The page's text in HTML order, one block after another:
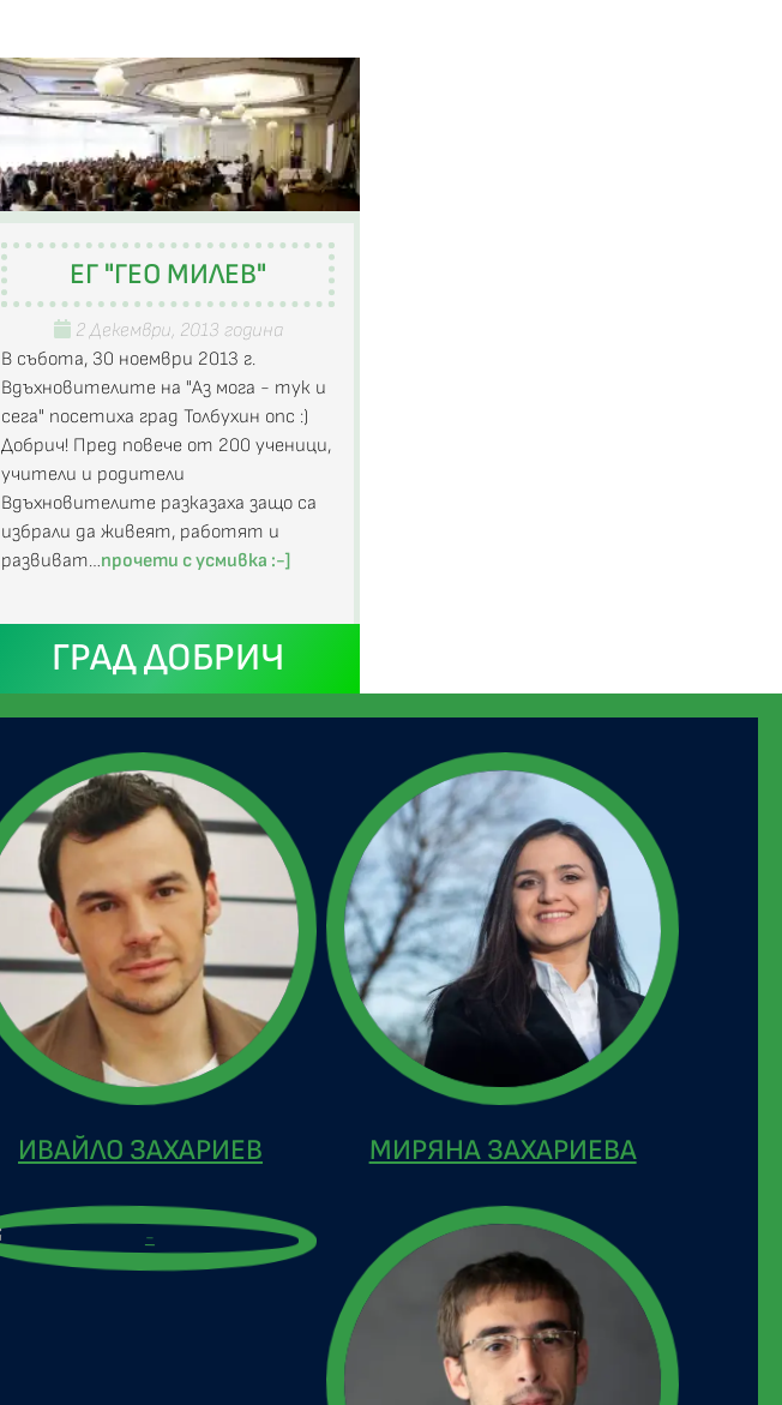
ЕГ "ГЕО МИЛЕВ"
2 Декември, 2013 година
В събота, 30 ноември 2013 г.
Вдъхновителите на "Аз мога - тук и
сега" посетиха град Толбухин опс :)
Добрич! Пред повече от 200 ученици,
учители и родители
Вдъхновителите разказаха защо са
избрали да живеят, работят и
развиват…прочети с усмивка :-]
ГРАД ДОБРИЧ
ИВАЙЛО ЗАХАРИЕВ МИРЯНА ЗАХАРИЕВА